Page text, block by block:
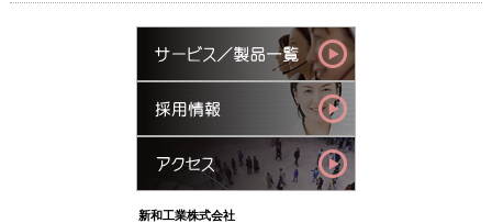
新和工業株式会社